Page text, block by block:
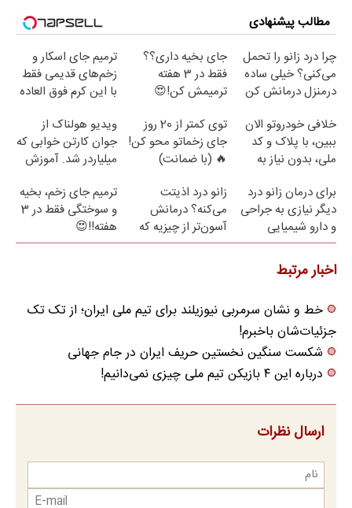
مطالب پیشنهادی
چرا درد زانو را تحمل
می‌کنی؟ خیلی ساده
درمنزل درمانش کن
جای بخیه داری؟؟
فقط در 3 هفته
ترمیمش کن!😍
ترمیم جای اسکار و
زخم‌های قدیمی فقط
با این کرم فوق العاده
خلافی خودروتو الان
ببین، با پلاک و کد
ملی، بدون نیاز به
توی کمتر از 20 روز
جای زخماتو محو کن!
🔥 (با ضمانت)
ویدیو هولناک از
جوان کارتن خوابی که
میلیاردر شد. آموزش
برای درمان زانو درد
دیگر نیازی به جراحی
و دارو شیمیایی
نیست(پرسش‌نامه)
زانو درد اذیتت
می‌کنه؟ درمانش
آسون‌تر از چیزیه که
فکر
ترمیم جای زخم، بخیه
و سوختگی فقط در 3
هفته!!😍
اخبار مرتبط
خط و نشان سرمربی نیوزیلند برای تیم ملی ایران؛ از تک تک
جزئیات‌شان باخبرم!
شکست سنگین نخستین حریف ایران در جام جهانی
درباره این ۴ بازیکن تیم ملی چیزی نمی‌دانیم!
ارسال نظرات